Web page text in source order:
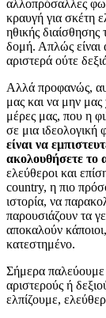
αλλοπρόσαλλες
κραυγή για σκέτη
ηθικής
δομή. Απλώς είναι
αριστερά ούτε
Αλλά προφανώς,
μας και να μην μας
μέρες μας, που η
σε μια ιδεολογική
είναι να
ακολουθήσετε το
ελεύθεροι και
country, η πιο
ιστορία, να
παρουσιάζουν τα
αποκαλούν
κατεστημένο.
Σήμερα παλεύουμε
αριστερούς ή
ελπίζουμε,